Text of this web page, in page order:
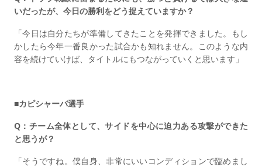
いだったが、今日の勝利をどう捉えていますか？
「今日は自分たちが準備してきたことを発揮できました。もし
かしたら今年一番良かった試合かも知れません。このような内
容を続けていけば、タイトルにもつながっていくと思います」
■カピシャーバ選手
Q：チーム全体として、サイドを中心に迫力ある攻撃ができた
と思うが？
「そうですね。僕自身、非常にいいコンディションで臨めまし